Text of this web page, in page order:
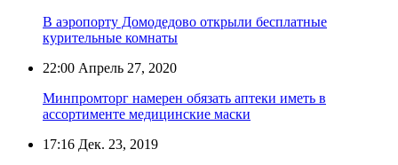
В аэропорту Домодедово открыли бесплатные
курительные комнаты
22:00 Апрель 27, 2020
Минпромторг намерен обязать аптеки иметь в
ассортименте медицинские маски
17:16 Дек. 23, 2019